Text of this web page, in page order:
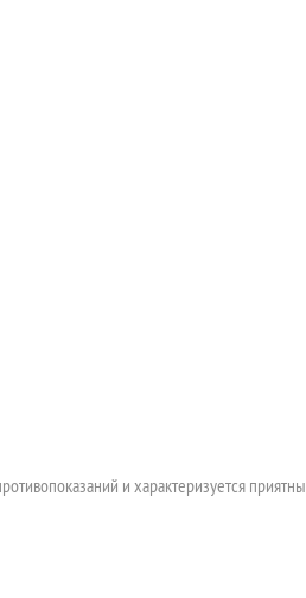
и характеризуется